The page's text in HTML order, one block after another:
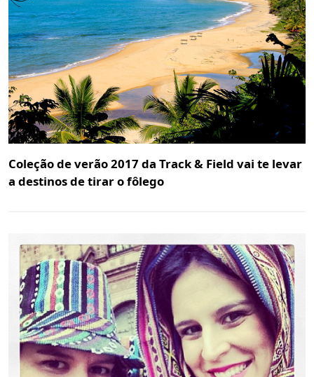
Coleção de verão 2017 da Track & Field vai te levar
a destinos de tirar o fôlego